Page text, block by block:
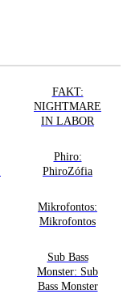
FAKT:
NIGHTMARE
IN LABOR
Phiro:
PhiroZófia
Mikrofontos:
Mikrofontos
Sub Bass
Monster: Sub
Bass Monster